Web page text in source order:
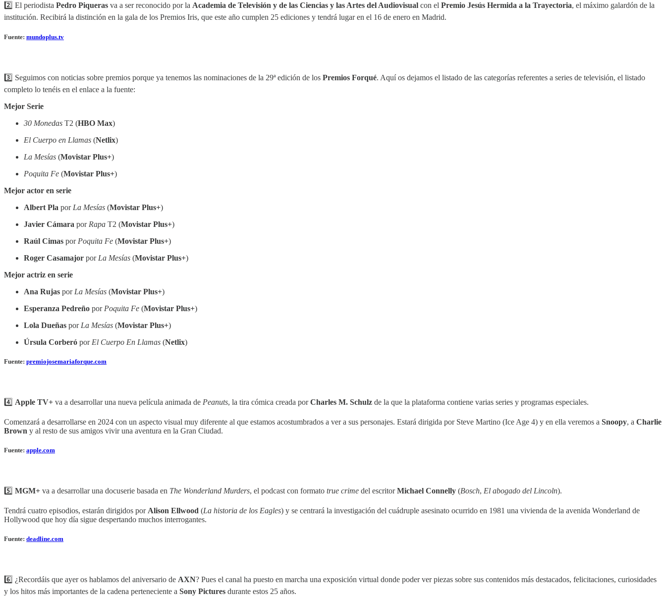
2️⃣ El periodista Pedro Piqueras va a ser reconocido por la Academia de Televisión y de las Ciencias y las Artes del Audiovisual con el Premio Jesús Hermida a la Trayectoria, el máximo galardón de la
institución. Recibirá la distinción en la gala de los Premios Iris, que este año cumplen 25 ediciones y tendrá lugar en el 16 de enero en Madrid.
Fuente: mundoplus.tv
3️⃣ Seguimos con noticias sobre premios porque ya tenemos las nominaciones de la 29ª edición de los Premios Forqué. Aquí os dejamos el listado de las categorías referentes a series de televisión, el listado
completo lo tenéis en el enlace a la fuente:
Mejor Serie
30 Monedas T2 (HBO Max)
El Cuerpo en Llamas (Netlix)
La Mesías (Movistar Plus+)
Poquita Fe (Movistar Plus+)
Mejor actor en serie
Albert Pla por La Mesías (Movistar Plus+)
Javier Cámara por Rapa T2 (Movistar Plus+)
Raúl Cimas por Poquita Fe (Movistar Plus+)
Roger Casamajor por La Mesías (Movistar Plus+)
Mejor actriz en serie
Ana Rujas por La Mesías (Movistar Plus+)
Esperanza Pedreño por Poquita Fe (Movistar Plus+)
Lola Dueñas por La Mesías (Movistar Plus+)
Úrsula Corberó por El Cuerpo En Llamas (Netlix)
Fuente: premiojosemariaforque.com
4️⃣ Apple TV+ va a desarrollar una nueva película animada de Peanuts, la tira cómica creada porCharles M. Schulz de la que la plataforma contiene varias series y programas especiales.
Comenzará a desarrollarse en 2024 con un aspecto visual muy diferente al que estamos acostumbrados a ver a sus personajes. Estará dirigida por Steve Martino (Ice Age 4) y en ella veremos a Snoopy, a Charlie
Brown y al resto de sus amigos vivir una aventura en la Gran Ciudad.
Fuente: apple.com
5️⃣ MGM+ va a desarrollar una docuserie basada en The Wonderland Murders, el podcast con formato true crime del escritorMichael Connelly (Bosch, El abogado del Lincoln).
Tendrá cuatro episodios, estarán dirigidos por Alison Ellwood (La historia de los Eagles) y se centrará la investigación del cuádruple asesinato ocurrido en 1981 una vivienda de la avenida Wonderland de
Hollywood que hoy día sigue despertando muchos interrogantes.
Fuente: deadline.com
6️⃣ ¿Recordáis que ayer os hablamos del aniversario de AXN? Pues el canal ha puesto en marcha una exposición virtual donde poder ver piezas sobre sus contenidos más destacados, felicitaciones, curiosidades
y los hitos más importantes de la cadena perteneciente a Sony Pictures durante estos 25 años.